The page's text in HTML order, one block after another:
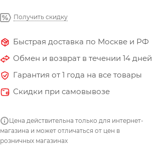
Получить скидку
Быстрая доставка по Москве и РФ
Обмен и возврат в течении 14 дней
Гарантия от 1 года на все товары
Скидки при самовывозе
Цена действительна только для интернет-
магазина и может отличаться от цен в
розничных магазинах